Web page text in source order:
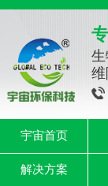
宇宙首页
解决方案